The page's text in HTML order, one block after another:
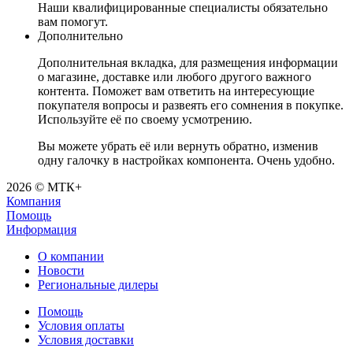
Наши квалифицированные специалисты обязательно
вам помогут.
Дополнительно
Дополнительная вкладка, для размещения информации
о магазине, доставке или любого другого важного
контента. Поможет вам ответить на интересующие
покупателя вопросы и развеять его сомнения в покупке.
Используйте её по своему усмотрению.
Вы можете убрать её или вернуть обратно, изменив
одну галочку в настройках компонента. Очень удобно.
2026 © МТК+
Компания
Помощь
Информация
О компании
Новости
Региональные дилеры
Помощь
Условия оплаты
Условия доставки